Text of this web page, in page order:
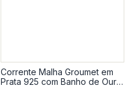
Corrente Malha Groumet em
Prata 925 com Banho de Ouro